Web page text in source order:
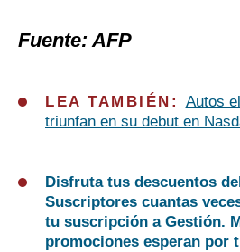
Fuente: AFP
LEA TAMBIÉN: Autos
triunfan en su debut en
Disfruta tus descuentos
Suscriptores cuantas
tu suscripción a Gestión.
promociones esperan por